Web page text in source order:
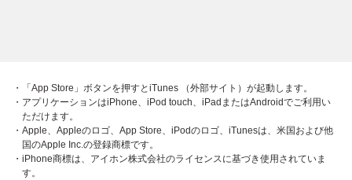
・「App Store」ボタンを押すとiTunes （外部サイト）が起動します。
・アプリケーションはiPhone、iPod touch、iPadまたはAndroidでご利用い
ただけます。
・Apple、Appleのロゴ、App Store、iPodのロゴ、iTunesは、米国および他
国のApple Inc.の登録商標です。
・iPhone商標は、アイホン株式会社のライセンスに基づき使用されていま
す。